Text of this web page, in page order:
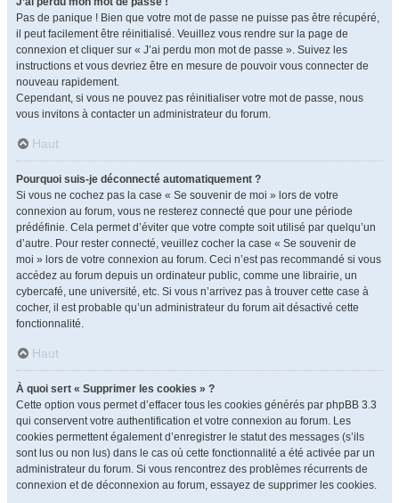
Pas de panique ! Bien que votre mot de passe ne puisse pas être récupéré,
il peut facilement être réinitialisé. Veuillez vous rendre sur la page de
connexion et cliquer sur « J’ai perdu mon mot de passe ». Suivez les
instructions et vous devriez être en mesure de pouvoir vous connecter de
nouveau rapidement.
Cependant, si vous ne pouvez pas réinitialiser votre mot de passe, nous
vous invitons à contacter un administrateur du forum.
Haut
Pourquoi suis-je déconnecté automatiquement ?
Si vous ne cochez pas la case « Se souvenir de moi » lors de votre
connexion au forum, vous ne resterez connecté que pour une période
prédéfinie. Cela permet d’éviter que votre compte soit utilisé par quelqu’un
d’autre. Pour rester connecté, veuillez cocher la case « Se souvenir de
moi » lors de votre connexion au forum. Ceci n’est pas recommandé si vous
accédez au forum depuis un ordinateur public, comme une librairie, un
cybercafé, une université, etc. Si vous n’arrivez pas à trouver cette case à
cocher, il est probable qu’un administrateur du forum ait désactivé cette
fonctionnalité.
Haut
À quoi sert « Supprimer les cookies » ?
Cette option vous permet d’effacer tous les cookies générés par phpBB 3.3
qui conservent votre authentification et votre connexion au forum. Les
cookies permettent également d’enregistrer le statut des messages (s’ils
sont lus ou non lus) dans le cas où cette fonctionnalité a été activée par un
administrateur du forum. Si vous rencontrez des problèmes récurrents de
connexion et de déconnexion au forum, essayez de supprimer les cookies.